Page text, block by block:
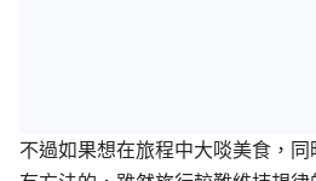
不過如果想在旅程中大啖美食，